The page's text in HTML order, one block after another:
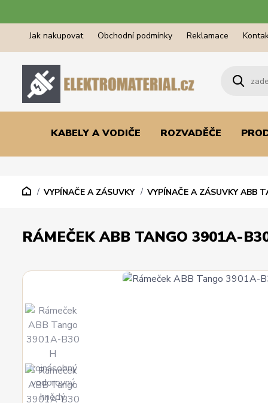
Jak nakupovat Obchodní podmínky Reklamace
KABELY A VODIČE ROZVADĚČE
VYPÍNAČE A ZÁSUVKY VYPÍNAČE A ZÁSUVKY ABB
RÁMEČEK ABB TANGO 3901A-